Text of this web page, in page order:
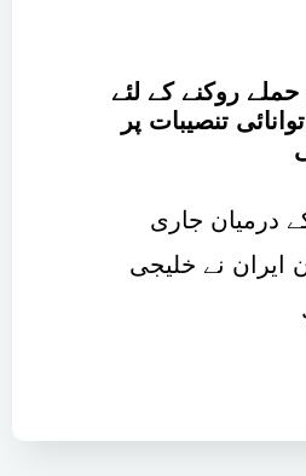
روکنے کے لئے
تنصیبات پر
درمیان جاری
ایران نے خلیجی